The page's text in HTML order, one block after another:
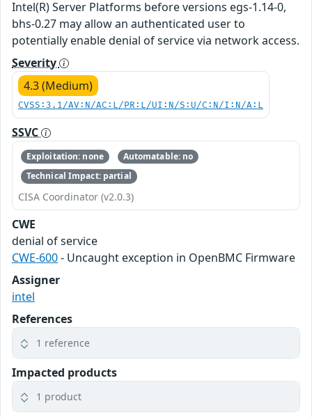
Intel(R) Server Platforms before versions egs-1.14-0,
bhs-0.27 may allow an authenticated user to
potentially enable denial of service via network access.
Severity
4.3 (Medium)
CVSS:3.1/AV:N/AC:L/PR:L/UI:N/S:U/C:N/I:N/A:L
SSVC
Exploitation: none
Automatable: no
Technical Impact: partial
CISA Coordinator (v2.0.3)
CWE
denial of service
CWE-600- Uncaught exception in OpenBMC Firmware
Assigner
intel
References
1 reference
Impacted products
1 product